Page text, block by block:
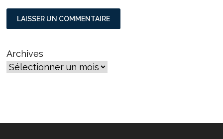
Archives